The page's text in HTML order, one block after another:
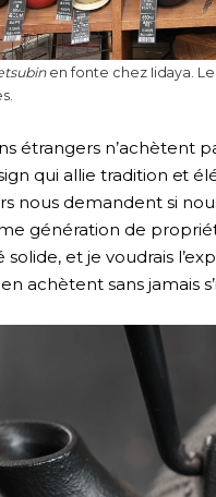
en fonte chez Iidaya.
étrangers n’achètent
qui allie tradition et
nous demandent si
génération de
solide, et je voudrais
achètent sans jamais